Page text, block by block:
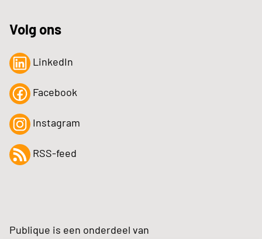
Volg ons
LinkedIn
Facebook
Instagram
RSS-feed
Publique is een onderdeel van